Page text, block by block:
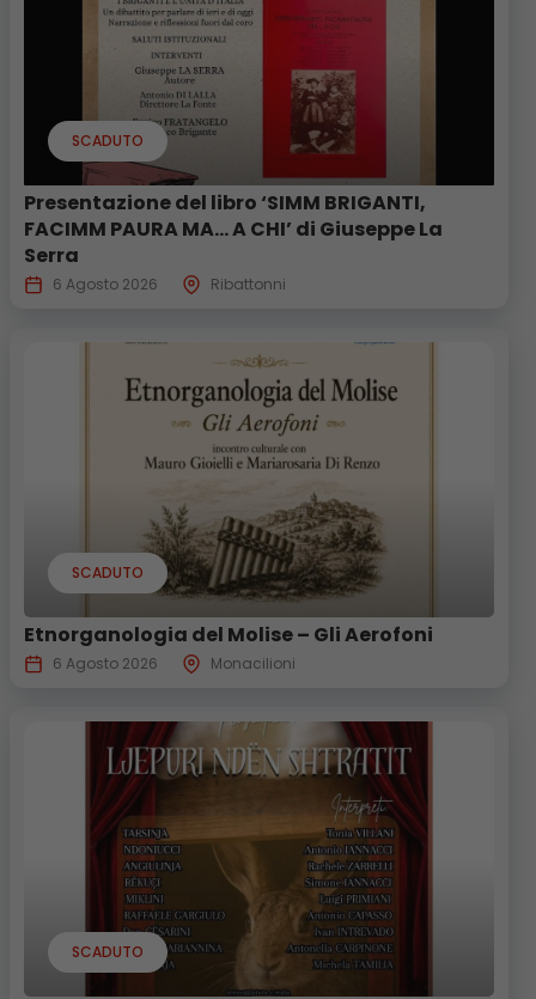
SCADUTO
Presentazione del libro ‘SIMM BRIGANTI,
FACIMM PAURA MA… A CHI’ di Giuseppe La
Serra
6 Agosto 2026 Ribattonni
SCADUTO
Etnorganologia del Molise – Gli Aerofoni
6 Agosto 2026 Monacilioni
SCADUTO